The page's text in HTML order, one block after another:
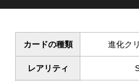
カードの種類 進化ク
レアリティ